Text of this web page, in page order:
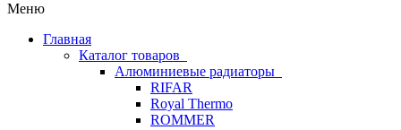
Меню
Главная
Каталог товаров
Алюминиевые радиаторы
RIFAR
Royal Thermo
ROMMER